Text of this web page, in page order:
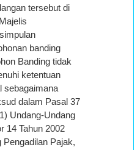
tersebut di
banding
Banding tidak
ketentuan
sebagaimana
dalam Pasal 37
Undang-Undang
14 Tahun 2002
Pengadilan Pajak,